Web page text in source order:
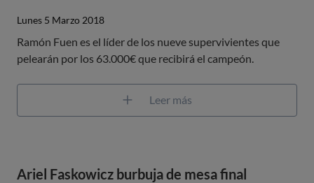
Lunes 5 Marzo 2018
Ramón Fuen es el líder de los nueve supervivientes que
pelearán por los 63.000€ que recibirá el campeón.
Leer más
Ariel Faskowicz burbuja de mesa final